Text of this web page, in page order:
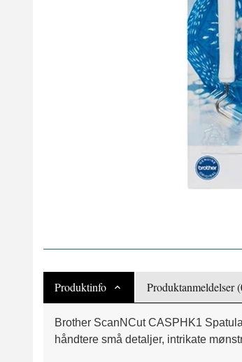
Produktinfo Produktanmeldelser
Brother ScanNCut CASPHK1
håndtere små detaljer, intrikate